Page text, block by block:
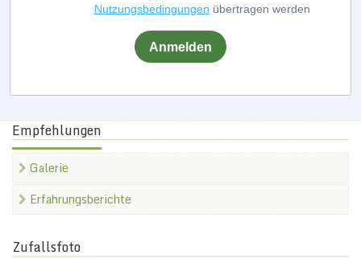
Nutzungsbedingungen übertragen werden
Anmelden
Empfehlungen
Galerie
Erfahrungsberichte
Zufallsfoto